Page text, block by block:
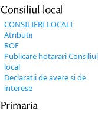
Consiliul local
CONSILIERI LOCALI
Atributii
ROF
Publicare hotarari Consiliul
local
Declaratii de avere si de
interese
Primaria